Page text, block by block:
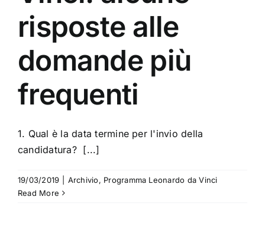
risposte alle
domande più
frequenti
1. Qual è la data termine per l'invio della
candidatura? [...]
19/03/2019 Archivio, Programma Leonardo da Vinci
Read More